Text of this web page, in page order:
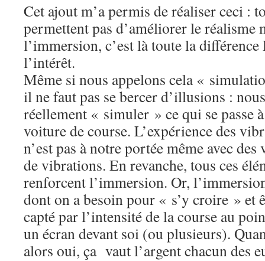
Cet ajout m’a permis de réaliser ceci :
permettent pas d’améliorer le réalisme
l’immersion, c’est là toute la
l’intérêt.
Même si nous appelons cela «
il ne faut pas se bercer d’illusions :
réellement « simuler » ce qui se passe
voiture de course. L’expérience des
n’est pas à notre portée même avec
de vibrations. En revanche, tous ces
renforcent l’immersion. Or,
dont on a besoin pour « s’y croire » et
capté par l’intensité de la course au
un écran devant soi (ou plusieurs).
alors oui, ça vaut l’argent chacun des